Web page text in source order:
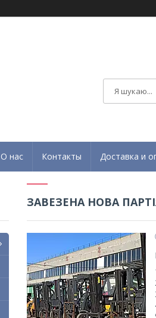
О нас Контакты Доставка и
ЗАВЕЗЕНА НОВА